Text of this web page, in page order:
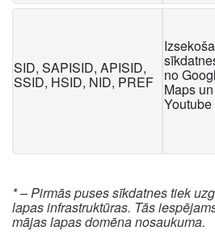
SID, SAPISID, APISID,
SSID, HSID, NID, PREF no
Maps un
Youtube
* – Pirmās puses sīkdatnes tiek
lapas infrastruktūras. Tās
mājas lapas domēna nosaukuma.